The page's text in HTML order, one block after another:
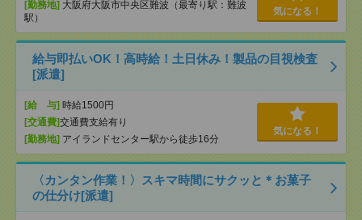
[勤務地] 大阪府大阪市中央区難波（最寄り駅：難波
駅）
気になる！
給与即払いOK！高時給！土日休み！製品の目視検査
[派遣]
[給 与] 時給1500円
[交通費]交通費支給有り
[勤務地] アイランドセンター駅から徒歩16分
気になる！
〈カンタン作業！〉スキマ時間にサクッと＊お菓子
の仕分け[派遣]